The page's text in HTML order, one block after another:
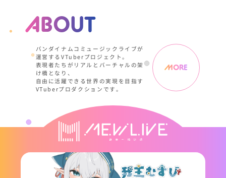
ABOUT
バンダイナムコミュージックライブが
運営するVTuberプロジェクト。
表現者たちがリアルとバーチャルの架
け橋となり、
自由に活躍できる世界の実現を目指す
VTuberプロダクションです。
MORE